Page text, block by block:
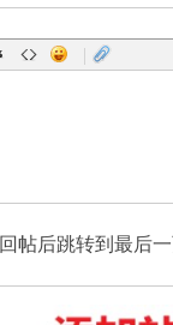
|
回帖后跳转到最后